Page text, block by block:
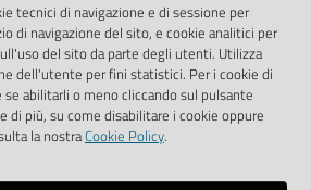
su eventi, nuove opportunità e
tecnici di navigazione e di sessione per
di navigazione del sito, e cookie analitici per
del sito da parte degli utenti. Utilizza
dell'utente per fini statistici. Per i cookie di
abilitarli o meno cliccando sul pulsante
di più, su come disabilitare i cookie oppure
la nostraCookie Policy.